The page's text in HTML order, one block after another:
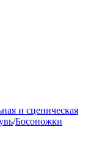
и сценическая
/Босоножки